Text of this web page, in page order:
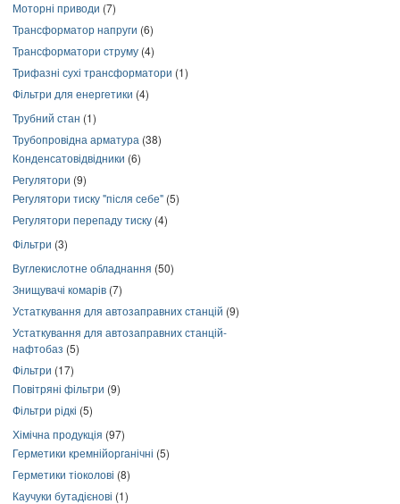
Моторні приводи (7)
Трансформатор напруги (6)
Трансформатори струму (4)
Трифазні сухі трансформатори (1)
Фільтри для енергетики (4)
Трубний стан (1)
Трубопровідна арматура (38)
Конденсатовідвідники (6)
Регулятори (9)
Регулятори тиску "після себе" (5)
Регулятори перепаду тиску (4)
Фільтри (3)
Вуглекислотне обладнання (50)
Знищувачі комарів (7)
Устаткування для автозаправних станцій (9)
Устаткування для автозаправних станцій-
нафтобаз (5)
Фільтри (17)
Повітряні фільтри (9)
Фільтри рідкі (5)
Хімічна продукція (97)
Герметики кремнійорганічні (5)
Герметики тіоколові (8)
Каучуки бутадієнові (1)